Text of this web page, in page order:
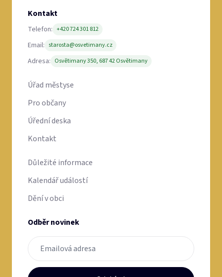
Kontakt
Telefon: +420 724 301 812
Email: starosta@osvetimany.cz
Adresa: Osvětimany 350, 687 42 Osvětimany
Úřad městyse
Pro občany
Úřední deska
Kontakt
Důležité informace
Kalendář událostí
Dění v obci
Odběr novinek